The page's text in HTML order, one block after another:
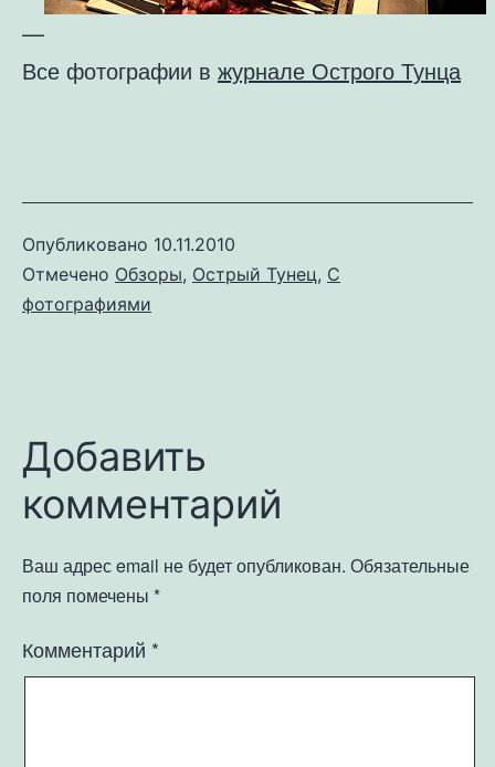
—
Все фотографии в журнале Острого Тунца
Опубликовано 10.11.2010
Отмечено Обзоры, Острый Тунец, С
фотографиями
Добавить
комментарий
Ваш адрес email не будет опубликован. Обязательные
поля помечены *
Комментарий *